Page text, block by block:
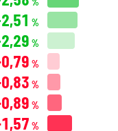
%
%
%
%
%
%